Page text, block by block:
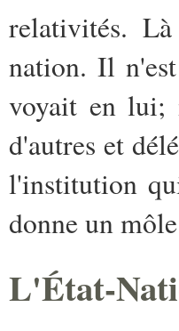
relativités.
nation. Il
voyait en lui;
d'autres et
l'institution
donne un
L'État-